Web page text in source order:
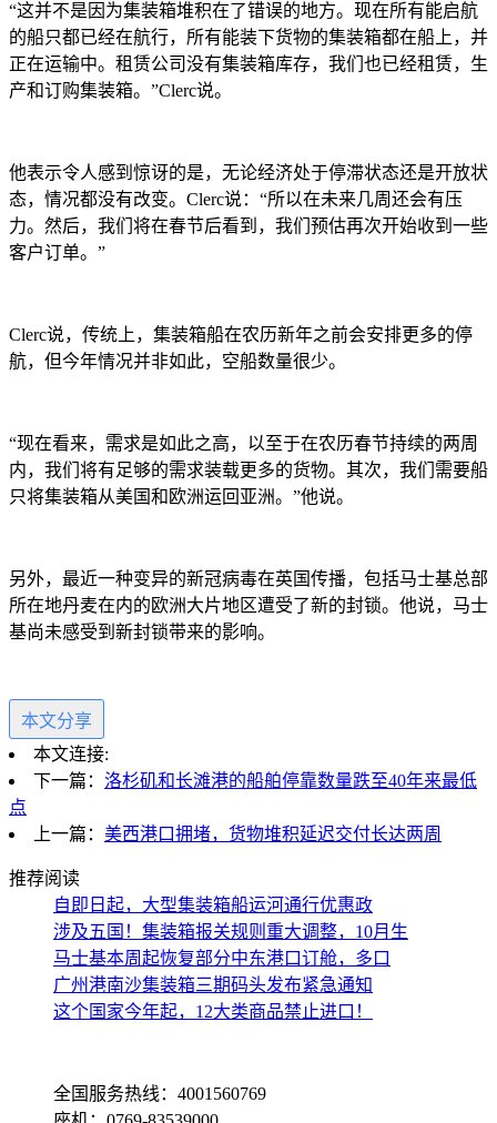
“这并不是因为集装箱堆积在了错误的地方。现在所有能启航
的船只都已经在航行，所有能装下货物的集装箱都在船上，并
正在运输中。租赁公司没有集装箱库存，我们也已经租赁，生
产和订购集装箱。”Clerc说。
他表示令人感到惊讶的是，无论经济处于停滞状态还是开放状
态，情况都没有改变。 Clerc说：“所以在未来几周还会有压
力。然后，我们将在春节后看到，我们预估再次开始收到一些
客户订单。”
Clerc说，传统上，集装箱船在农历新年之前会安排更多的停
航，但今年情况并非如此，空船数量很少。
“现在看来，需求是如此之高，以至于在农历春节持续的两周
内，我们将有足够的需求装载更多的货物。其次，我们需要船
只将集装箱从美国和欧洲运回亚洲。”他说。
另外，最近一种变异的新冠病毒在英国传播，包括马士基总部
所在地丹麦在内的欧洲大片地区遭受了新的封锁。他说，马士
基尚未感受到新封锁带来的影响。
本文分享
本文连接:
下一篇： 洛杉矶和长滩港的船舶停靠数量跌至40年来最低
点
上一篇： 美西港口拥堵，货物堆积延迟交付长达两周
推荐阅读
​自即日起，大型集装箱船运河通行优惠政
涉及五国！集装箱报关规则重大调整，10月生
马士基本周起恢复部分中东港口订舱，多口
广州港南沙集装箱三期码头发布紧急通知
这个国家今年起，12大类商品禁止进口！
全国服务热线：4001560769